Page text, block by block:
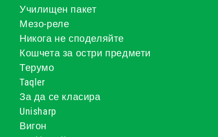
Училищен пакет
Мезо-реле
Никога не споделяйте
Кошчета за остри предмети
Терумо
Taqler
За да се класира
Unisharp
Вигон